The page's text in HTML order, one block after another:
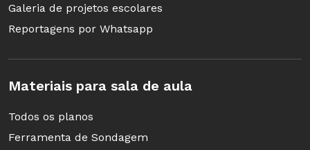
Galeria de projetos escolares
Reportagens por Whatsapp
Materiais para sala de aula
Todos os planos
Ferramenta de Sondagem